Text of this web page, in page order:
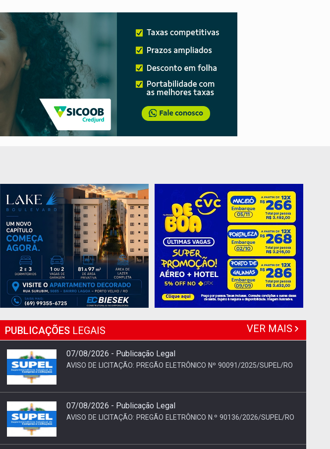
PUBLICAÇÕES LEGAIS VER MAIS
07/08/2026 - Publicação Legal
AVISO DE LICITAÇÃO: PREGÃO ELETRÔNICO Nº 90091/2025/SUPEL/RO
07/08/2026 - Publicação Legal
AVISO DE LICITAÇÃO: PREGÃO ELETRÔNICO N.º 90136/2026/SUPEL/RO